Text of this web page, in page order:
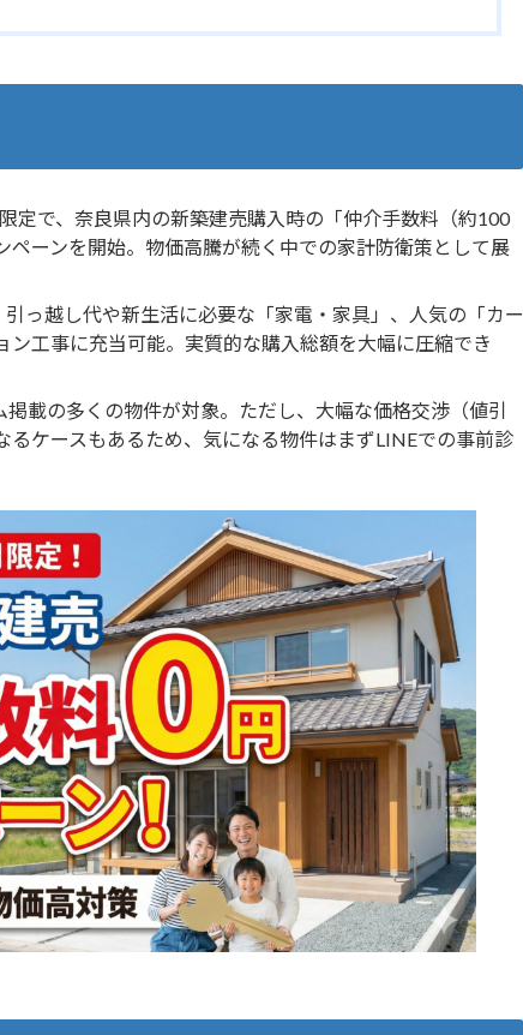
定で、奈良県内の新築建売購入時の「仲介手数料（約100
ペーンを開始。物価高騰が続く中での家計防衛策として展
っ越し代や新生活に必要な「家電・家具」、人気の「カー
ン工事に充当可能。実質的な購入総額を大幅に圧縮でき
載の多くの物件が対象。ただし、大幅な価格交渉（値引
るケースもあるため、気になる物件はまずLINEでの事前診